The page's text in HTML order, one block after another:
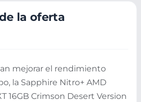
la oferta
mejorar el rendimiento
la Sapphire Nitro+ AMD
16GB Crimson Desert Version